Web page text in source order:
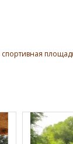
спортивная